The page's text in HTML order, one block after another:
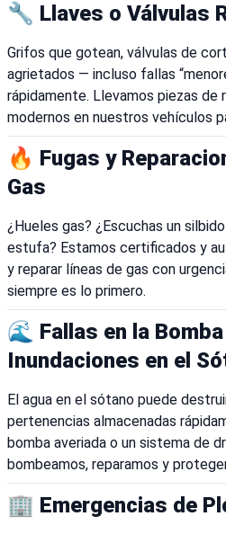
🔧 Llaves o Válvulas
Grifos que gotean, válvulas de
agrietados — incluso fallas
rápidamente. Llevamos piezas de
modernos en nuestros vehículos
🔥 Fugas y
Gas
¿Hueles gas? ¿Escuchas un
estufa? Estamos certificados y
y reparar líneas de gas con
siempre es lo primero.
🌊 Fallas en la
Inundaciones en el
El agua en el sótano puede
pertenencias almacenadas
bomba averiada o un sistema de
bombeamos, reparamos y
🏢 Emergencias de